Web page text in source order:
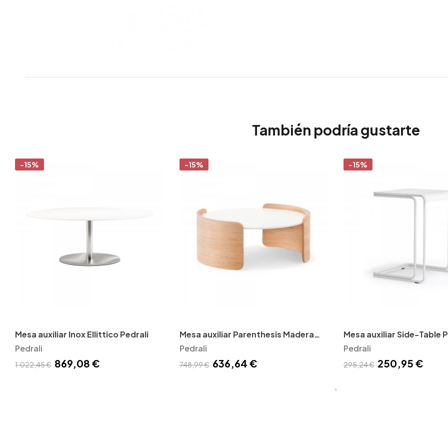
También podría gustarte
-15%
Mesa auxiliar Inox Ellittico Pedrali
Pedrali
1.022,45 € 869,08 €
-15%
Mesa auxiliar Parenthesis Madera
Pedrali
Pedrali
748,99 € 636,64 €
-15%
Mesa auxiliar Side-Table
Pedrali
295,24 € 250,95 €